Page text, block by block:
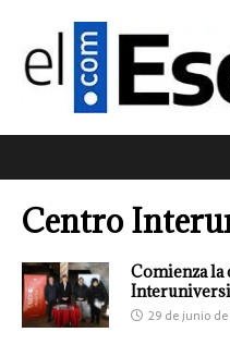
Centro
Comienza
29 de junio